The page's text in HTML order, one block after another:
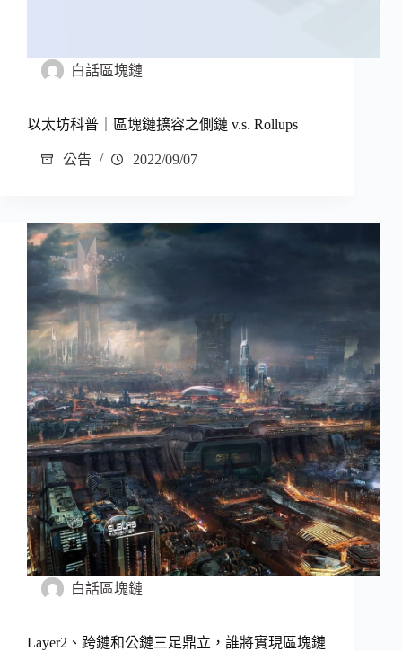
白話區塊鏈
以太坊科普｜區塊鏈擴容之側鏈 v.s. Rollups
公告 2022/09/07
白話區塊鏈
Layer2、跨鏈和公鏈三足鼎立，誰將實現區塊鏈